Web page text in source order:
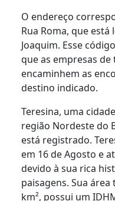
O endereço
Rua Roma, que
Joaquim. Esse
que as empresas
encaminhem as
destino indicado.
Teresina, uma
região Nordeste do
está registrado.
em 16 de Agosto e
devido à sua rica
paisagens. Sua
km², possui um